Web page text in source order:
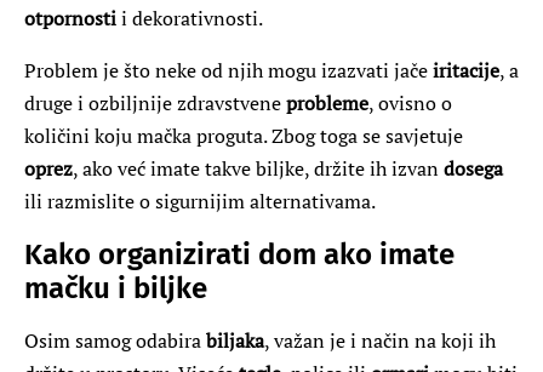
otpornostii dekorativnosti.
Problem je što neke od njih mogu izazvati jačeiritacije, a
druge i ozbiljnije zdravstveneprobleme, ovisno o
količini koju mačka proguta. Zbog toga se savjetuje
oprez, ako već imate takve biljke, držite ih izvandosega
ili razmislite o sigurnijim alternativama.
Kako organizirati dom ako imate
mačku i biljke
Osim samog odabirabiljaka, važan je i način na koji ih